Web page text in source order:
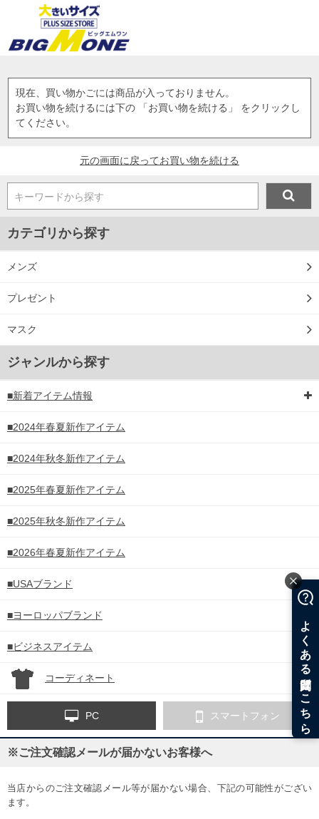
現在、買い物かごには商品が入っておりません。
お買い物を続けるには下の 「お買い物を続ける」 をクリックし
てください。
元の画面に戻ってお買い物を続ける
キーワードから探す
カテゴリから探す
メンズ
プレゼント
マスク
ジャンルから探す
■新着アイテム情報
■2024年春夏新作アイテム
■2024年秋冬新作アイテム
■2025年春夏新作アイテム
■2025年秋冬新作アイテム
■2026年春夏新作アイテム
■USAブランド
■ヨーロッパブランド
■ビジネスアイテム
コーディネート
PC スマートフォン
※ご注文確認メールが届かないお客様へ
当店からのご注文確認メール等が届かない場合、下記の可能性がござい
ます。